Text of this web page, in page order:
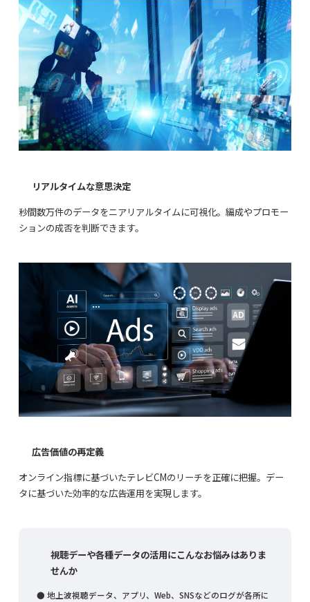
リアルタイムな意思決定
秒間数万件のデータをニアリアルタイムに可視化。編成やプロモー
ションの成否を判断できます。
広告価値の再定義
オンライン指標に基づいたテレビCMのリーチを正確に把握。デー
タに基づいた効率的な広告運用を実現します。
視聴デーや各種データの活用にこんなお悩みはありま
せんか
● 地上波視聴データ、アプリ、Web、SNSなどのログが各所に